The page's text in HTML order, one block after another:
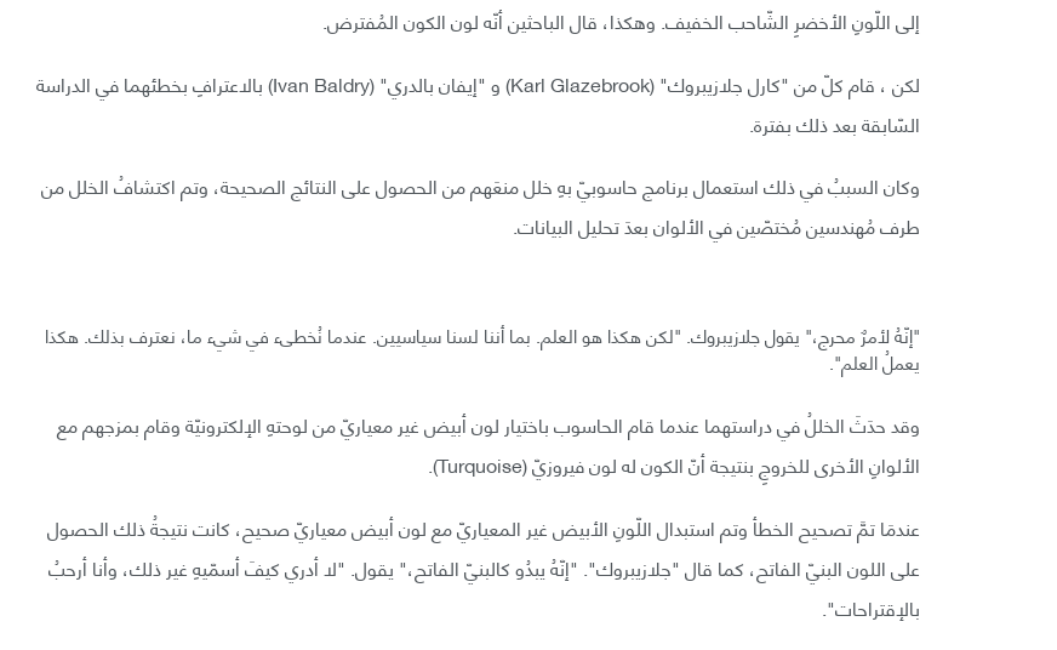
إلى اللّونِ الأخضرِ الشّاحب الخفيف. وهكذا، قال الباحثين أنّه لون الكون المُفترض.
لكن ، قام كلّ من "كارل جلازيبروك" (Karl Glazebrook) و "إيفان بالدري" (Ivan Baldry) بالاعترافِ بخطئهما في الدراسة
السّابقة بعد ذلك بفترة.
وكان السببُ في ذلك استعمال برنامج حاسوبيّ بهِ خلل منعَهم من الحصول على النتائج الصحيحة، وتم اكتشافُ الخلل من
طرف مُهندسين مُختصّين في الألوان بعدَ تحليل البيانات.
"إنّهُ لأمرٌ محرج،" يقول جلازيبروك. "لكن هكذا هو العلم. بما أننا لسنا سياسيين. عندما نُخطىء في شيء ما، نعترف بذلك. هكذا
يعملُ العلم".
وقد حدَثَ الخللُ في دراستهما عندما قام الحاسوب باختيار لون أبيض غير معياريّ من لوحتهِ الإلكترونيّة وقام بمزجهم مع
الألوانِ الأخرى للخروجِ بنتيجة أنّ الكون له لون فيروزيّ (Turquoise).
عندمَا تمَّ تصحيح الخطأ وتم استبدال اللّونِ الأبيض غير المعياريّ مع لون أبيض معياريّ صحيح، كانت نتيجةُ ذلك الحصول
على اللون البنيّ الفاتح، كما قال "جلازيبروك". "إنّهُ يبدُو كالبنيّ الفاتح،" يقول. "لا أدري كيفَ أسمّيهِ غير ذلك، وأنا أرحبُ
بالإقتراحات".